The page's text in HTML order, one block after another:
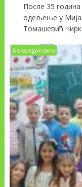
После 35
одељење у
Томашевић
Nekategorisano